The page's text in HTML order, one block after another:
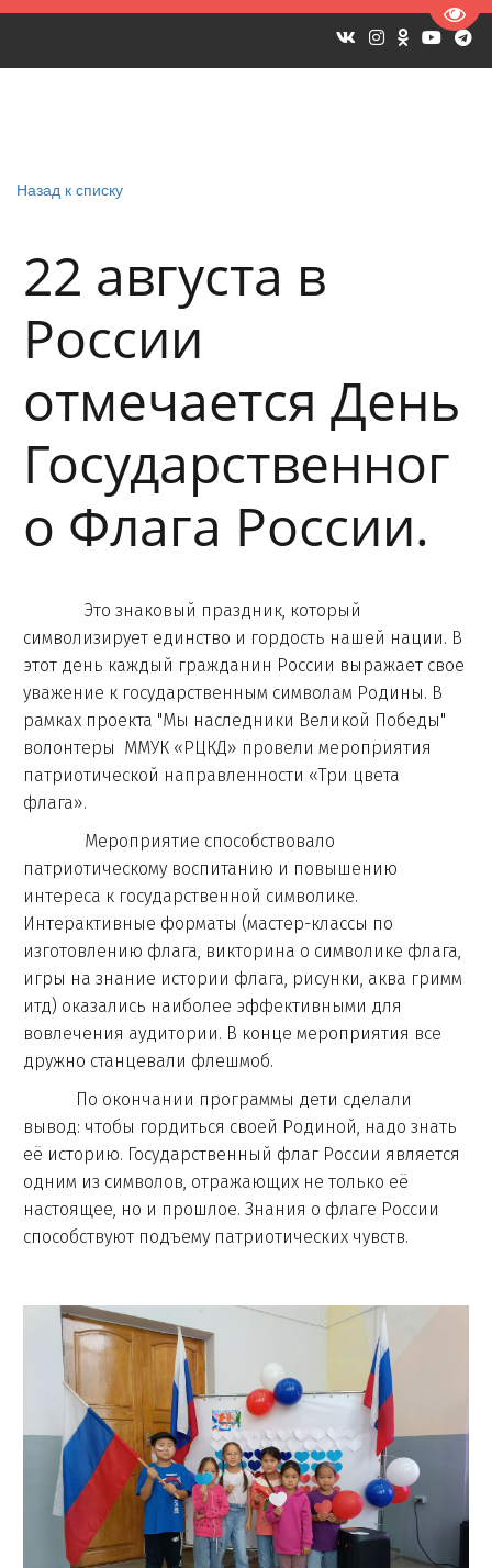
Назад к списку
22 августа в
России
отмечается День
Государственног
о Флага России.
Это знаковый праздник, который
символизирует единство и гордость нашей нации. В
этот день каждый гражданин России выражает свое
уважение к государственным символам Родины. В
рамках проекта "Мы наследники Великой Победы"
волонтеры ММУК «РЦКД» провели мероприятия
патриотической направленности «Три цвета
флага».
Мероприятие способствовало
патриотическому воспитанию и повышению
интереса к государственной символике.
Интерактивные форматы (мастер-классы по
изготовлению флага, викторина о символике флага,
игры на знание истории флага, рисунки, аква гримм
итд) оказались наиболее эффективными для
вовлечения аудитории. В конце мероприятия все
дружно станцевали флешмоб.
По окончании программы дети сделали
вывод: чтобы гордиться своей Родиной, надо знать
её историю. Государственный флаг России является
одним из символов, отражающих не только её
настоящее, но и прошлое. Знания о флаге России
способствуют подъему патриотических чувств.